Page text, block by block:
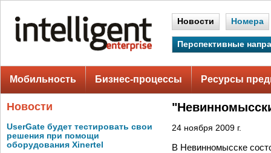
Новости Номера
Перспективные
Мобильность Бизнес-процессы Ресурсы
Новости
UserGate будет тестировать свои
решения при помощи
оборудования Xinertel
24 ноября 2009 г.
В Невинномысске